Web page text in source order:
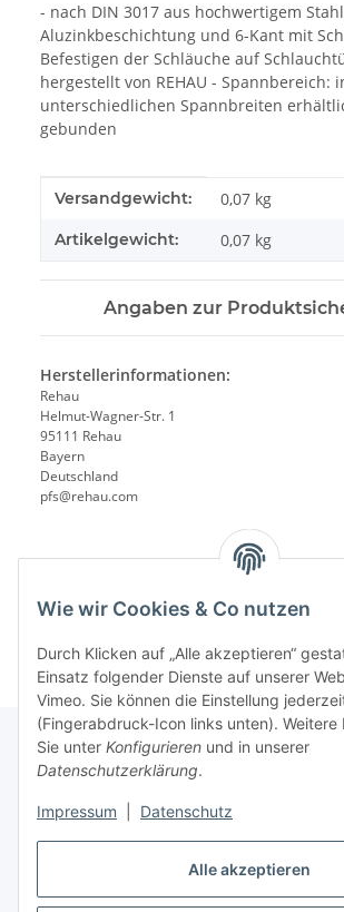
Alle akzeptieren
Wie wir Cookies & Co nutzen
Durch Klicken auf „Alle akzeptieren“
Einsatz folgender Dienste auf unserer
Vimeo. Sie können die Einstellung
(Fingerabdruck-Icon links unten). Weitere
Sie unter Konfigurieren und in unserer
Datenschutzerklärung.
Impressum Datenschutz
- nach DIN 3017 aus hochwertigem
Aluzinkbeschichtung und 6-Kant mit
Befestigen der Schläuche auf
hergestellt von REHAU - Spannbereich:
unterschiedlichen Spannbreiten
gebunden
Produkteigenschaft
Wert
Versandgewicht: 0,07 kg
Artikelgewicht: 0,07 kg
Angaben zur
Herstellerinformationen:
Rehau
Helmut-Wagner-Str. 1
95111 Rehau
Bayern
Deutschland
pfs@rehau.com
Gesetzliche Informationen